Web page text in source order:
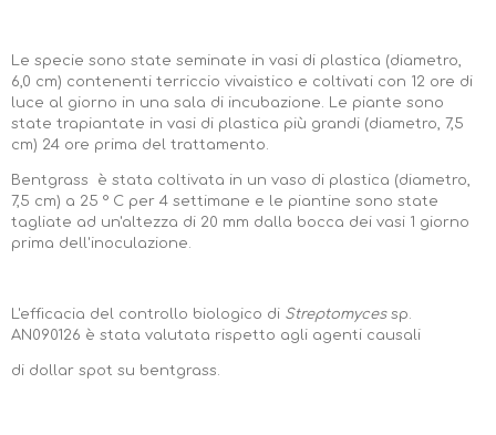
Le specie sono state seminate in vasi di plastica (diametro,
6,0 cm) contenenti terriccio vivaistico e coltivati con 12 ore di
luce al giorno in una sala di incubazione. Le piante sono
state trapiantate in vasi di plastica più grandi (diametro, 7,5
cm) 24 ore prima del trattamento.
Bentgrass è stata coltivata in un vaso di plastica (diametro,
7,5 cm) a 25 ° C per 4 settimane e le piantine sono state
tagliate ad un'altezza di 20 mm dalla bocca dei vasi 1 giorno
prima dell'inoculazione.
L'efficacia del controllo biologico di Streptomyces sp.
AN090126 è stata valutata rispetto agli agenti causali
di dollar spot su bentgrass.